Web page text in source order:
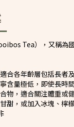
Tea），又稱為
合各年齡層包括長者
含量極低，即使長時
物，適合關注體重或
甜，或加入冰塊、檸